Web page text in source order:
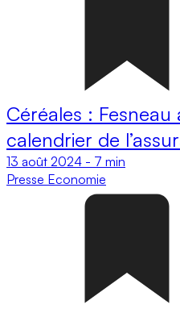
Céréales : Fesneau
calendrier de
13 août 2024 - 7 min
Presse Economie